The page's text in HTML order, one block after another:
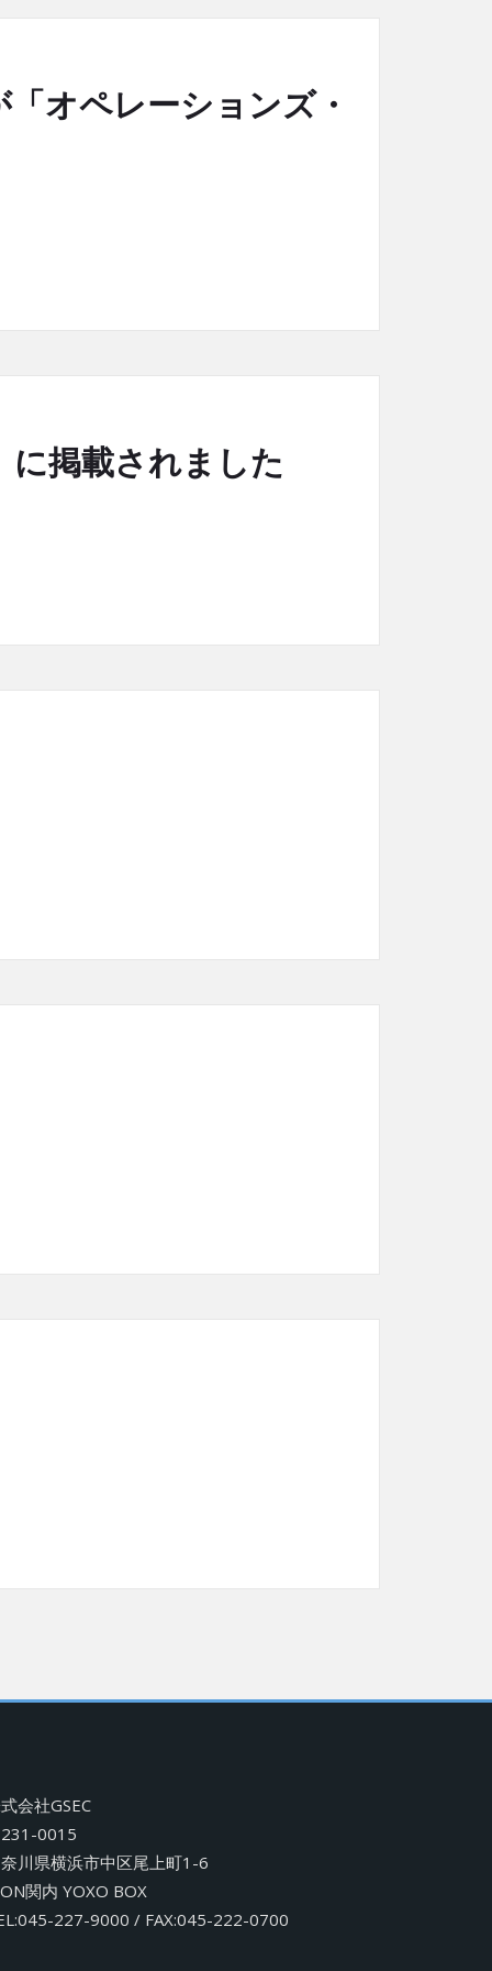
オペレーションズ・
に掲載されました
会社GSEC
0015
川県横浜市中区尾上町1-6
関内 YOXO BOX
227-9000 / FAX:045-222-0700